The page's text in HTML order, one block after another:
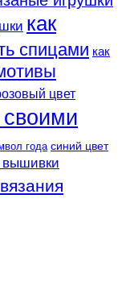
как
спицами как
цвет
своими
года синий цвет